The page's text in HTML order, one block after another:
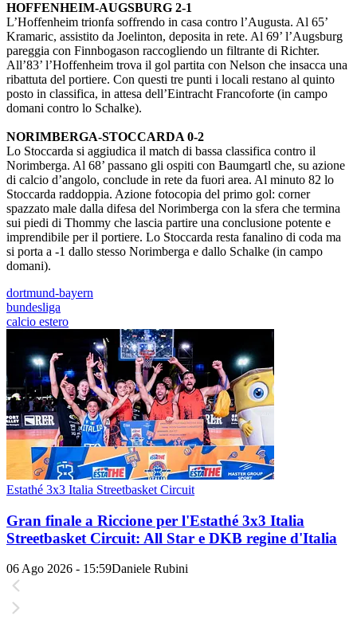
HOFFENHEIM-AUGSBURG 2-1
L’Hoffenheim trionfa soffrendo in casa contro l’Augusta. Al 65’
Kramaric, assistito da Joelinton, deposita in rete. Al 69’ l’Augsburg
pareggia con Finnbogason raccogliendo un filtrante di Richter.
All’83’ l’Hoffenheim trova il gol partita con Nelson che insacca una
ribattuta del portiere. Con questi tre punti i locali restano al quinto
posto in classifica, in attesa dell’Eintracht Francoforte (in campo
domani contro lo Schalke).
NORIMBERGA-STOCCARDA 0-2
Lo Stoccarda si aggiudica il match di bassa classifica contro il
Norimberga. Al 68’ passano gli ospiti con Baumgartl che, su azione
di calcio d’angolo, conclude in rete da fuori area. Al minuto 82 lo
Stoccarda raddoppia. Azione fotocopia del primo gol: corner
spazzato male dalla difesa del Norimberga con la sfera che termina
sui piedi di Thommy che lascia partire una conclusione potente e
imprendibile per il portiere. Lo Stoccarda resta fanalino di coda ma
si porta a -1 dallo stesso Norimberga e dallo Schalke (in campo
domani).
dortmund-bayern
bundesliga
calcio estero
Estathé 3x3 Italia Streetbasket Circuit
Gran finale a Riccione per l'Estathé 3x3 Italia
Streetbasket Circuit: All Star e DKB regine d'Italia
06 Ago 2026 - 15:59Daniele Rubini